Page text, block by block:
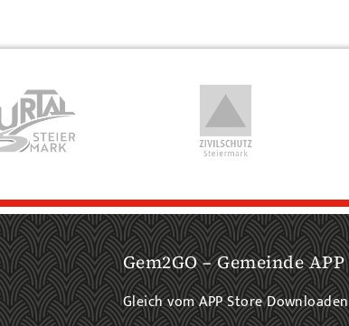
Gem2GO – Gemeinde APP
Gleich vom APP Store Downloaden